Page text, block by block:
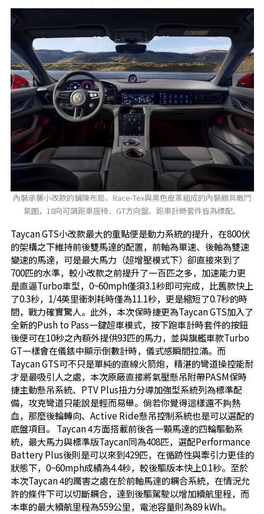
內裝承襲小改款的鋪陳布局，Race-Tex與黑色皮革組成的內裝頗具戰鬥
氛圍，18向可調跑車座椅、GT方向盤、跑車計時套件皆為標配。
Taycan GTS小改款最大的重點便是動力系統的提升，在800伏
的架構之下維持前後雙馬達的配置，前軸為單速、後軸為雙速
變速的馬達，可是最大馬力（超增壓模式下）卻直接來到了
700匹的水準，較小改款之前提升了一百匹之多，加速能力更
是直逼Turbo車型，0~60mph僅須3.1秒即可完成，比舊款快上
了0.3秒，1/4英里衝刺耗時僅為11.1秒，更是縮短了0.7秒的時
間，戰力確實驚人。此外，本次保時捷更為Taycan GTS加入了
全新的Push to Pass一鍵超車模式，按下跑車計時套件的按鈕
後便可在10秒之內額外提供93匹的馬力，並與旗艦車款Turbo
GT一樣會在儀錶中顯示倒數計時，儀式感瞬間拉滿。而
Taycan GTS可不只是單純的直線火箭炮，精湛的彎道操控能耐
才是最吸引人之處，本次原廠直接將氣壓懸吊附帶PASM保時
捷主動懸吊系統、PTV Plus扭力分導加強型系統列為標準配
備，攻克彎道只能說是輕而易舉。倘若你覺得這樣還不夠熱
血，那麼後輪轉向、Active Ride懸吊控制系統也是可以選配的
底盤項目。 Taycan 4方面搭載前後各一顆馬達的四輪驅動系
統，最大馬力與標準版Taycan同為408匹，選配Performance
Battery Plus後則是可以來到429匹，在循跡性與牽引力更佳的
狀態下，0~60mph成績為4.4秒，較後驅版本快上0.1秒。至於
本次Taycan 4的厲害之處在於前軸馬達的耦合系統，在情況允
許的條件下可以切斷耦合，達到後驅駕駛以增加續航里程，而
本車的最大續航里程為559公里，電池容量則為89 kWh。